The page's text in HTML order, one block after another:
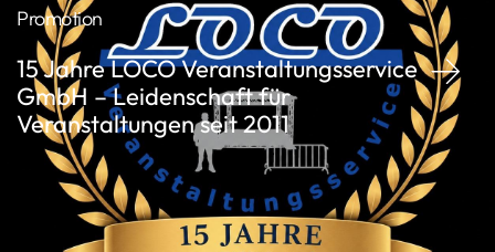
Promotion
15 Jahre LOCO Veranstaltungsservice
GmbH – Leidenschaft für
Veranstaltungen seit 2011